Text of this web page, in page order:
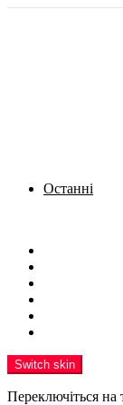
Останні
Switch skin
Переключіться